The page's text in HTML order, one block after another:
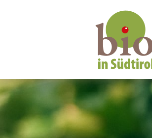
Bio in Alto Adige